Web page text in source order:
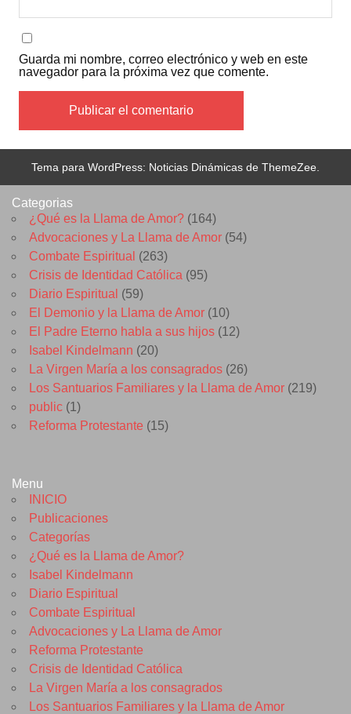
Guarda mi nombre, correo electrónico y web en este
navegador para la próxima vez que comente.
Tema para WordPress: Noticias Dinámicas de ThemeZee.
Categorias
¿Qué es la Llama de Amor? (164)
Advocaciones y La Llama de Amor (54)
Combate Espiritual (263)
Crisis de Identidad Católica (95)
Diario Espiritual (59)
El Demonio y la Llama de Amor (10)
El Padre Eterno habla a sus hijos (12)
Isabel Kindelmann (20)
La Virgen María a los consagrados (26)
Los Santuarios Familiares y la Llama de Amor (219)
public (1)
Reforma Protestante (15)
Menu
INICIO
Publicaciones
Categorías
¿Qué es la Llama de Amor?
Isabel Kindelmann
Diario Espiritual
Combate Espiritual
Advocaciones y La Llama de Amor
Reforma Protestante
Crisis de Identidad Católica
La Virgen María a los consagrados
Los Santuarios Familiares y la Llama de Amor